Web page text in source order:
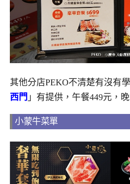
其他分店PEKO不清楚有沒有
西門 」有提供，午餐449元，晚
小蒙牛菜單